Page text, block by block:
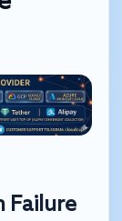
Failure